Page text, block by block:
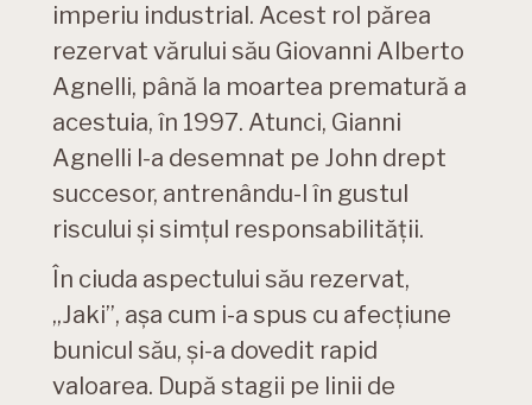
imperiu industrial. Acest rol părea
rezervat vărului său Giovanni Alberto
Agnelli, până la moartea prematură a
acestuia, în 1997. Atunci, Gianni
Agnelli l-a desemnat pe John drept
succesor, antrenându-l în gustul
riscului și simțul responsabilității.
În ciuda aspectului său rezervat,
„Jaki”, așa cum i-a spus cu afecțiune
bunicul său, și-a dovedit rapid
valoarea. După stagii pe linii de